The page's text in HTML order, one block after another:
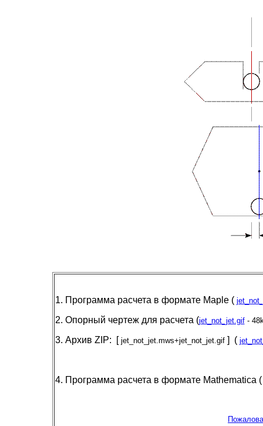
1. Программа расчета в формате Maple (
2. Опорный чертеж для расчета (jet_not_jet.gif -
3. Архив ZIP: [ jet_not_jet.mws+jet_not_jet.gif] (
4. Программа расчета в формате Mathematica (